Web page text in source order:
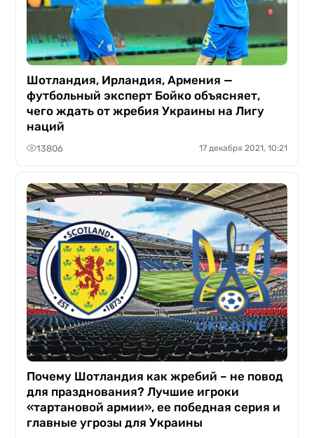
Шотландия, Ирландия, Армения —
футбольный эксперт Бойко объясняет,
чего ждать от жребия Украины на Лигу
наций
13806 17 декабря 2021, 10:21
Почему Шотландия как жребий – не повод
для празднования? Лучшие игроки
«тартановой армии», ее победная серия и
главные угрозы для Украины